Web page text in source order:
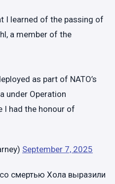
I learned of the passing of
a member of the
as part of NATO’s
under Operation
I had the honour of
September 7, 2025
смертью Хола выразили